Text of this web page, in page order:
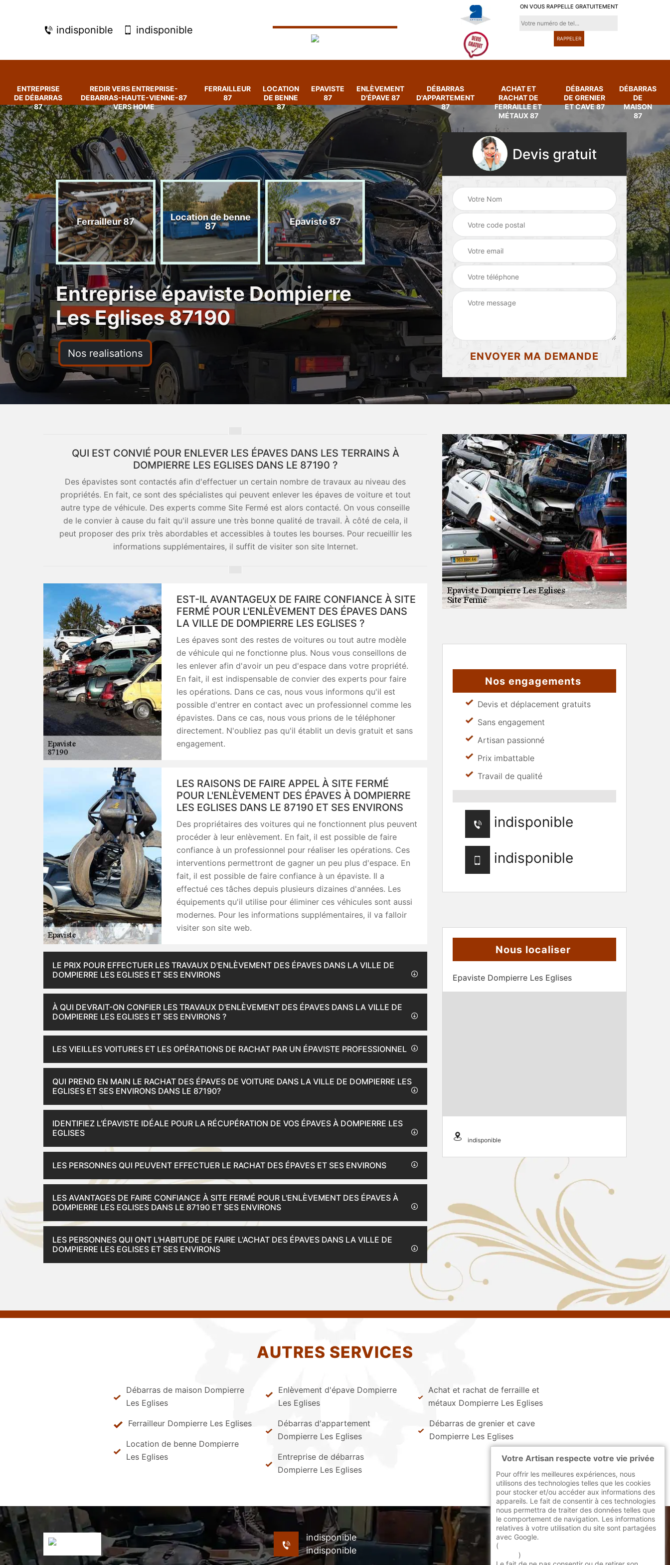
indisponible indisponible
ON VOUS RAPPELLE GRATUITEMENT
ENTREPRISE
DE DÉBARRAS
87
REDIR VERS ENTREPRISE-
DEBARRAS-HAUTE-VIENNE-87
VERS HOME
FERRAILLEUR
87
LOCATION
DE BENNE
87
EPAVISTE
87
ENLÈVEMENT
D'ÉPAVE 87
DÉBARRAS
D'APPARTEMENT
87
ACHAT ET
RACHAT DE
FERRAILLE ET
MÉTAUX 87
DÉBARRAS
DE GRENIER
ET CAVE 87
DÉBARRAS
DE
MAISON
87
de
87
Ferrailleur 87
Location de benne
87
Epaviste 87
Enlèvement
d'épave 87
d'appartement 87
Achat et rachat de
ferraille et métaux
87
Entreprise épaviste Dompierre
Les Eglises 87190
Nos realisations
Devis gratuit
QUI EST CONVIÉ POUR ENLEVER LES ÉPAVES DANS LES TERRAINS À
DOMPIERRE LES EGLISES DANS LE 87190 ?
Des épavistes sont contactés afin d'effectuer un certain nombre de travaux au niveau des
propriétés. En fait, ce sont des spécialistes qui peuvent enlever les épaves de voiture et tout
autre type de véhicule. Des experts comme Site Fermé est alors contacté. On vous conseille
de le convier à cause du fait qu'il assure une très bonne qualité de travail. À côté de cela, il
peut proposer des prix très abordables et accessibles à toutes les bourses. Pour recueillir les
informations supplémentaires, il suffit de visiter son site Internet.
EST-IL AVANTAGEUX DE FAIRE CONFIANCE À SITE
FERMÉ POUR L'ENLÈVEMENT DES ÉPAVES DANS
LA VILLE DE DOMPIERRE LES EGLISES ?
Les épaves sont des restes de voitures ou tout autre modèle
de véhicule qui ne fonctionne plus. Nous vous conseillons de
les enlever afin d'avoir un peu d'espace dans votre propriété.
En fait, il est indispensable de convier des experts pour faire
les opérations. Dans ce cas, nous vous informons qu'il est
possible d'entrer en contact avec un professionnel comme les
épavistes. Dans ce cas, nous vous prions de le téléphoner
directement. N'oubliez pas qu'il établit un devis gratuit et sans
engagement.
LES RAISONS DE FAIRE APPEL À SITE FERMÉ
POUR L'ENLÈVEMENT DES ÉPAVES À DOMPIERRE
LES EGLISES DANS LE 87190 ET SES ENVIRONS
Des propriétaires des voitures qui ne fonctionnent plus peuvent
procéder à leur enlèvement. En fait, il est possible de faire
confiance à un professionnel pour réaliser les opérations. Ces
interventions permettront de gagner un peu plus d'espace. En
fait, il est possible de faire confiance à un épaviste. Il a
effectué ces tâches depuis plusieurs dizaines d'années. Les
équipements qu'il utilise pour éliminer ces véhicules sont aussi
modernes. Pour les informations supplémentaires, il va falloir
visiter son site web.
LE PRIX POUR EFFECTUER LES TRAVAUX D'ENLÈVEMENT DES ÉPAVES DANS LA VILLE DE
DOMPIERRE LES EGLISES ET SES ENVIRONS
À QUI DEVRAIT-ON CONFIER LES TRAVAUX D'ENLÈVEMENT DES ÉPAVES DANS LA VILLE DE
DOMPIERRE LES EGLISES ET SES ENVIRONS ?
LES VIEILLES VOITURES ET LES OPÉRATIONS DE RACHAT PAR UN ÉPAVISTE PROFESSIONNEL
QUI PREND EN MAIN LE RACHAT DES ÉPAVES DE VOITURE DANS LA VILLE DE DOMPIERRE LES
EGLISES ET SES ENVIRONS DANS LE 87190?
IDENTIFIEZ L’ÉPAVISTE IDÉALE POUR LA RÉCUPÉRATION DE VOS ÉPAVES À DOMPIERRE LES
EGLISES
LES PERSONNES QUI PEUVENT EFFECTUER LE RACHAT DES ÉPAVES ET SES ENVIRONS
LES AVANTAGES DE FAIRE CONFIANCE À SITE FERMÉ POUR L'ENLÈVEMENT DES ÉPAVES À
DOMPIERRE LES EGLISES DANS LE 87190 ET SES ENVIRONS
LES PERSONNES QUI ONT L'HABITUDE DE FAIRE L'ACHAT DES ÉPAVES DANS LA VILLE DE
DOMPIERRE LES EGLISES ET SES ENVIRONS
Nos engagements
Devis et déplacement gratuits
Sans engagement
Artisan passionné
Prix imbattable
Travail de qualité
indisponible
indisponible
Nous localiser
Epaviste Dompierre Les Eglises
indisponible
AUTRES SERVICES
Débarras de maison Dompierre
Les Eglises
Ferrailleur Dompierre Les Eglises
Location de benne Dompierre
Les Eglises
Enlèvement d'épave Dompierre
Les Eglises
Débarras d'appartement
Dompierre Les Eglises
Entreprise de débarras
Dompierre Les Eglises
Achat et rachat de ferraille et
métaux Dompierre Les Eglises
Débarras de grenier et cave
Dompierre Les Eglises
indisponible
indisponible
Votre Artisan respecte votre vie privée
Pour offrir les meilleures expériences, nous
utilisons des technologies telles que les cookies
pour stocker et/ou accéder aux informations des
appareils. Le fait de consentir à ces technologies
nous permettra de traiter des données telles que
le comportement de navigation. Les informations
relatives à votre utilisation du site sont partagées
avec Google.
(
)